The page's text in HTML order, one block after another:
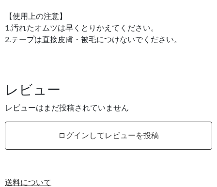
【使用上の注意】
1.汚れたオムツは早くとりかえてください。
2.テープは直接皮膚・被毛につけないでください。
レビュー
レビューはまだ投稿されていません
ログインしてレビューを投稿
送料について